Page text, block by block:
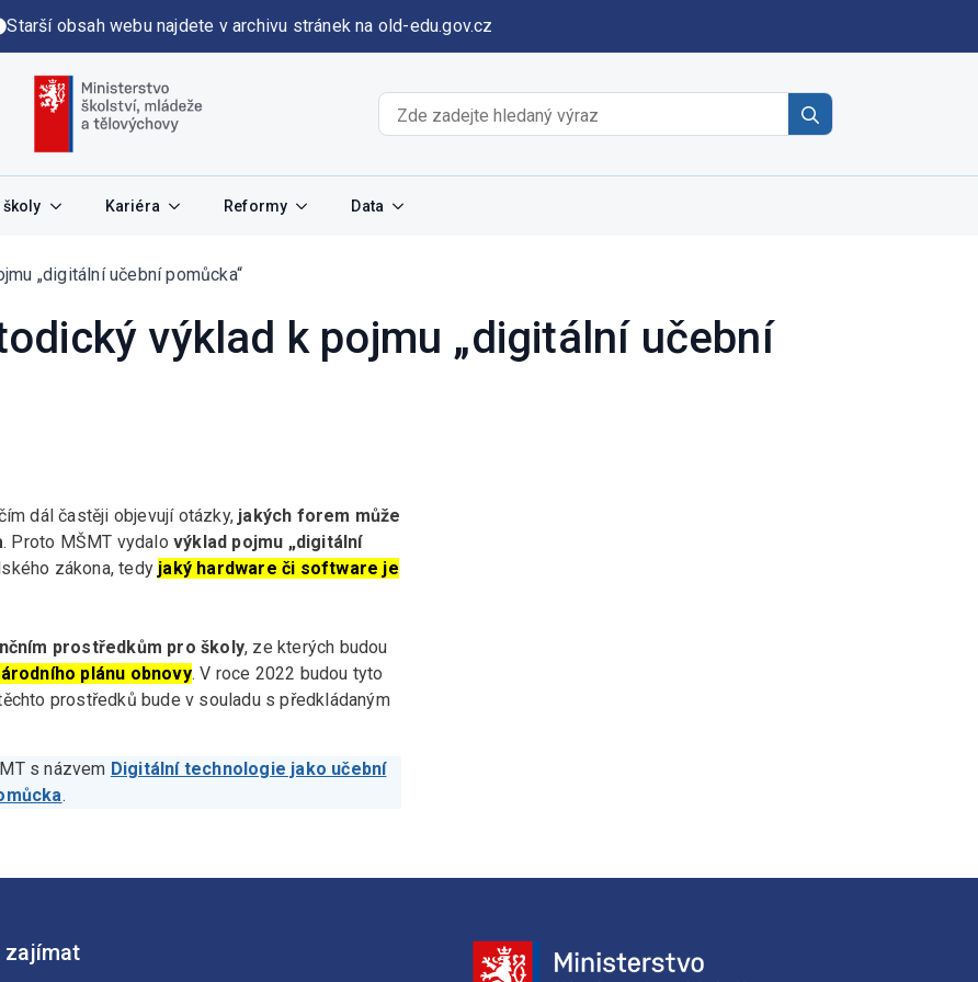
Starší obsah webu najdete v archivu stránek na old-edu.gov.cz
Search
for:
školy Kariéra Reformy Data
„digitální učební pomůcka“
výklad k pojmu „digitální učební
dál častěji objevují otázky, jakých forem může
. Proto MŠMT vydalo výklad pojmu „digitální
zákona, tedy jaký hardware či software je
prostředkům pro školy, ze kterých budou
plánu obnovy. V roce 2022 budou tyto
prostředků bude v souladu s předkládaným
s názvem Digitální technologie jako učební
.
zajímat